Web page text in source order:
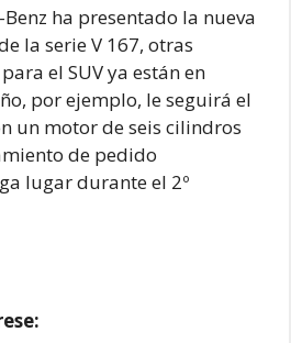
ha presentado la nueva
la serie V 167, otras
el SUV ya están en
por ejemplo, le seguirá el
un motor de seis cilindros
de pedido
lugar durante el 2º